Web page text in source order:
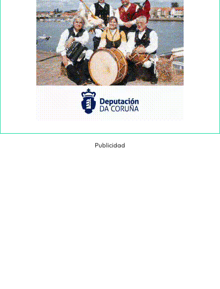
Publicidad